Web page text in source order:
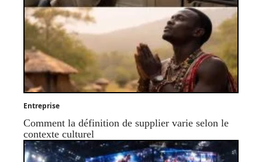
Entreprise
Comment la définition de supplier varie selon le
contexte culturel